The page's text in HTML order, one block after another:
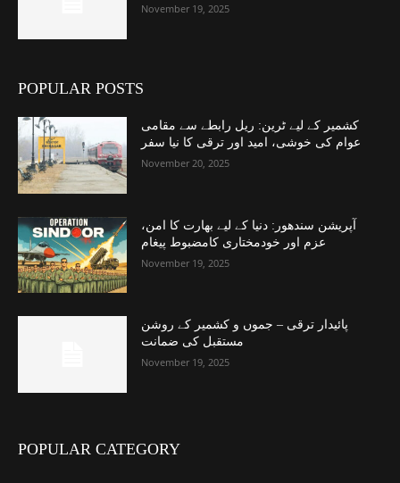
November 19, 2025
POPULAR POSTS
کشمیر کے لیے ٹرین: ریل رابطے سے مقامی
عوام کی خوشی، امید اور ترقی کا نیا سفر
November 20, 2025
آپریشن سندھور: دنیا کے لیے بھارت کا امن،
عزم اور خودمختاری کامضبوط پیغام
November 19, 2025
پائیدار ترقی – جموں و کشمیر کے روشن
مستقبل کی ضمانت
November 19, 2025
POPULAR CATEGORY